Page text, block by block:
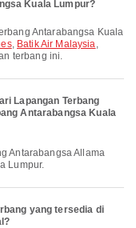
Kuala Lumpur?
, Batik Air Malaysia,
terbang ini.
Lapangan Terbang
Antarabangsa Kuala
Lumpur.
yang tersedia di